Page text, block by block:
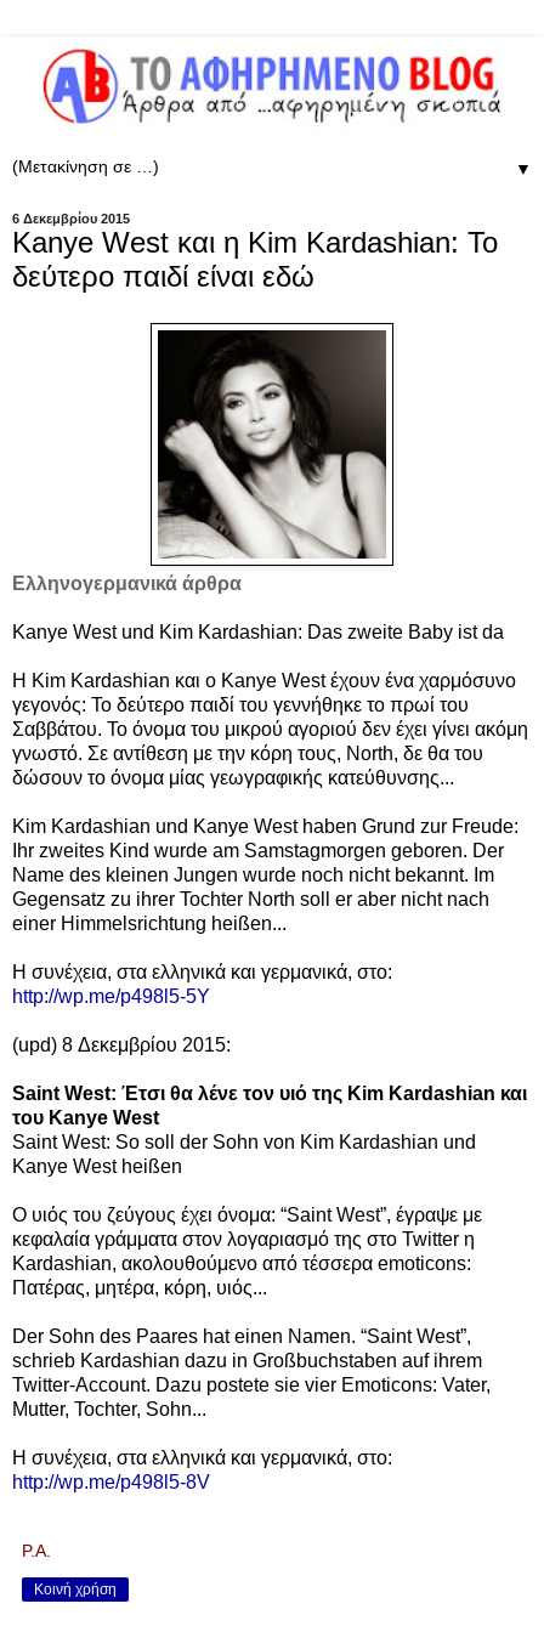
▼
6 Δεκεμβρίου 2015
Kanye West και η Kim Kardashian: Το
δεύτερο παιδί είναι εδώ
Ελληνογερμανικά άρθρα
Kanye West und Kim Kardashian: Das zweite Baby ist da
Η Kim Kardashian και ο Kanye West έχουν ένα χαρμόσυνο
γεγονός: Το δεύτερο παιδί του γεννήθηκε το πρωί του
Σαββάτου. Το όνομα του μικρού αγοριού δεν έχει γίνει ακόμη
γνωστό. Σε αντίθεση με την κόρη τους, North, δε θα του
δώσουν το όνομα μίας γεωγραφικής κατεύθυνσης...
Kim Kardashian und Kanye West haben Grund zur Freude:
Ihr zweites Kind wurde am Samstagmorgen geboren. Der
Name des kleinen Jungen wurde noch nicht bekannt. Im
Gegensatz zu ihrer Tochter North soll er aber nicht nach
einer Himmelsrichtung heißen...
Η συνέχεια, στα ελληνικά και γερμανικά, στο:
http://wp.me/p498l5-5Y
(upd) 8 Δεκεμβρίου 2015:
Saint West: Έτσι θα λένε τον υιό της Kim Kardashian και
του Kanye West
Saint West: So soll der Sohn von Kim Kardashian und
Kanye West heißen
Ο υιός του ζεύγους έχει όνομα: “Saint West”, έγραψε με
κεφαλαία γράμματα στον λογαριασμό της στο Twitter η
Kardashian, ακολουθούμενο από τέσσερα emoticons:
Πατέρας, μητέρα, κόρη, υιός...
Der Sohn des Paares hat einen Namen. “Saint West”,
schrieb Kardashian dazu in Großbuchstaben auf ihrem
Twitter-Account. Dazu postete sie vier Emoticons: Vater,
Mutter, Tochter, Sohn...
Η συνέχεια, στα ελληνικά και γερμανικά, στο:
http://wp.me/p498l5-8V
P.A.
Κοινή χρήση